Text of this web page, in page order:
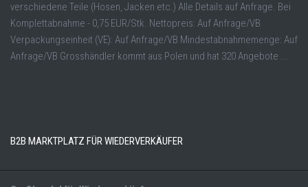
verschiedene Teile (Hosen, Jacken etc.) Alle Details auf Anfrage. Bei
Komplettabnahme - 0,75 EUR/Stk. Nettopreis: Auf Anfrage/VB
Verpackungseinheit (VE): Auf Anfrage/VB Mindestabnahmemenge: Auf
Anfrage/VB Grosshändler kommt aus Polen und hat 320 Angebote ...
B2B MARKTPLATZ FÜR WIEDERVERKÄUFER